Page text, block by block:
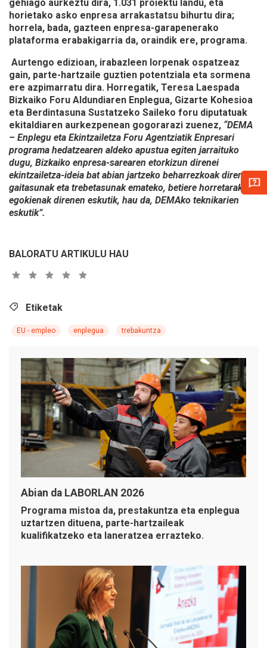
gehiago aurkeztu dira, 1.031 proiektu landu, eta
horietako asko enpresa arrakastatsu bihurtu dira;
horrela, bada, gazteen enpresa-garapenerako
plataforma erabakigarria da, oraindik ere, programa.
Aurtengo edizioan, irabazleen lorpenak ospatzeaz
gain, parte-hartzaile guztien potentziala eta sormena
ere azpimarratu dira. Horregatik, Teresa Laespada
Bizkaiko Foru Aldundiaren Enplegua, Gizarte Kohesioa
eta Berdintasuna Sustatzeko Saileko foru diputatuak
ekitaldiaren aurkezpenean gogorarazi zuenez, “DEMA
– Enplegu eta Ekintzailetza Foru Agentziatik Enpresari
programa hedatzearen aldeko apustua egiten jarraituko
dugu, Bizkaiko enpresa-sarearen etorkizun direnei
ekintzailetza-ideia bat abian jartzeko beharrezkoak diren
gaitasunak eta trebetasunak emateko, betiere horretarako
egokienak direnen eskutik, hau da, DEMAko teknikarien
eskutik”.
BALORATU ARTIKULU HAU
Etiketak
EU - empleo enplegua trebakuntza
Abian da LABORLAN 2026
Programa mistoa da, prestakuntza eta enplegua
uztartzen dituena, parte-hartzaileak
kualifikatzeko eta laneratzea errazteko.